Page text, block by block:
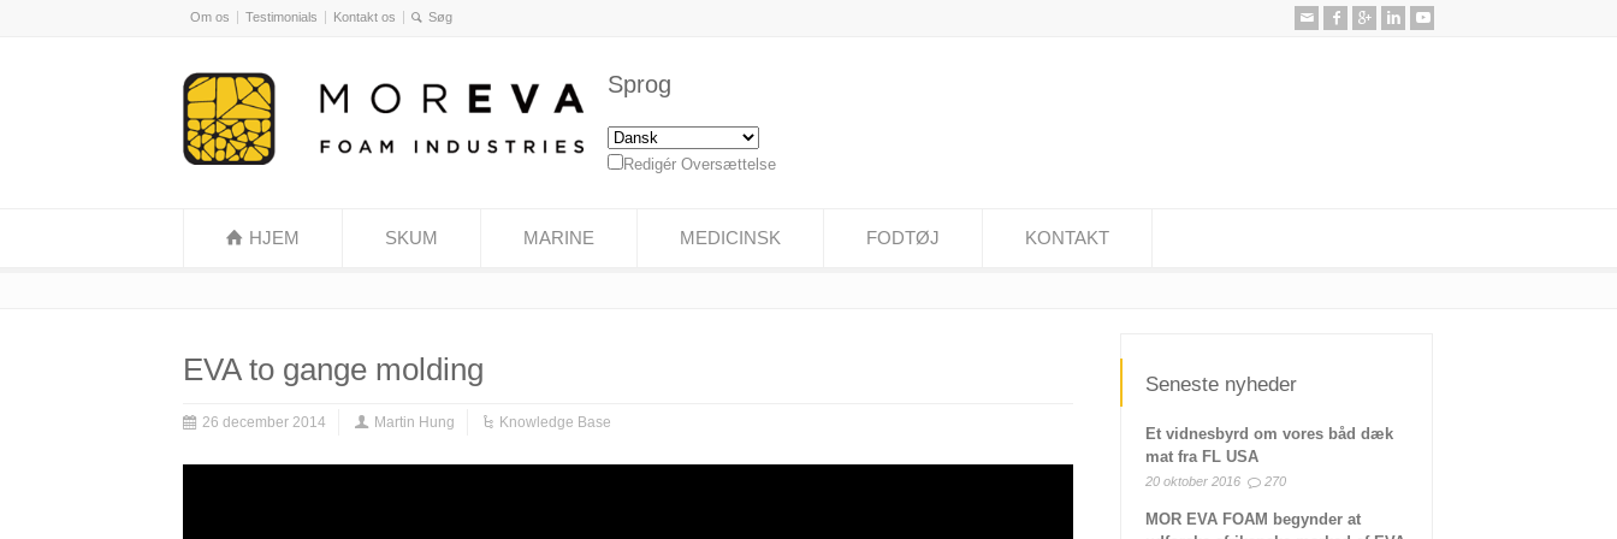
Om os Testimonials Kontakt os
Sprog
Redigér Oversættelse
HJEM SKUM MARINE MEDICINSK FODTØJ KONTAKT
EVA to gange molding
26 december 2014 Martin Hung Knowledge Base
Seneste nyheder
Et vidnesbyrd om vores båd dæk
mat fra FL USA
20 oktober 2016 270
MOR EVA FOAM begynder at